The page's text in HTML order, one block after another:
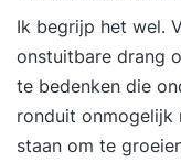
Ik begrijp het wel.
onstuitbare drang
te bedenken die
ronduit onmogelijk
staan om te